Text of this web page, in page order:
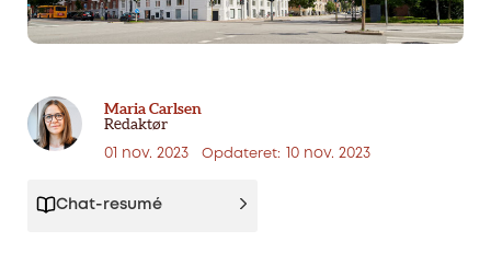
Maria Carlsen
Redaktør
01 nov. 2023 Opdateret: 10 nov. 2023
Chat-resumé